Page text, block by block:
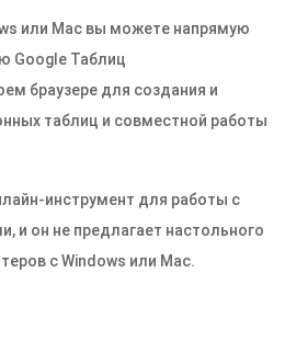
или Mac вы можете напрямую
Google Таблиц
браузере для создания и
таблиц и совместной работы
инструмент для работы с
и он не предлагает настольного
с Windows или Mac.